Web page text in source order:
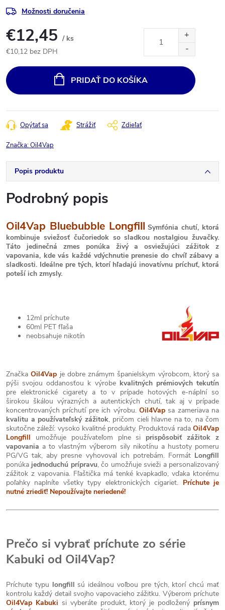
Možnosti doručenia
€12,45 / ks
€10,12 bez DPH
cena:
PRIDAŤ DO KOŠÍKA
Opýtať sa Strážiť Zdieľať
Značka:Oil4Vap
Popis produktu
Podrobný popis
Oil4Vap Bluebubble Longfill Symfónia chutí, ktorá
kombinuje sviežosť čučoriedok so sladkou nostalgiou žuvačky.
Táto jedinečná zmes ponúka živý a osviežujúci zážitok z
vapovania, kde vás každé vdýchnutie prenesie do chvíľ zábavy a
sladkosti. Ideálne pre tých, ktorí hľadajú inovatívnu príchuť, ktorá
poteší ich zmysly.
12ml príchute
60ml PET fľaša
neobsahuje nikotín
ZnačkaOil4Vap je dobre známym španielskym výrobcom, ktorý sa
pýši svojou oddanosťou k výrobe kvalitných prémiových tekutín
pre elektronické cigarety a to v prípade hotových e-náplní so
širokou škálou výrazných a autentických chutí, tak aj v prípade
koncentrovaných príchutí pre ich výrobu. Oil4Vapsa zameriava na
kvalitu a používateľský zážitok, pričom cieli hlavne na to, na čom
skutočne záleží: vysoko kvalitné produkty. Produktová rada Oil4Vap
Longfill umožňuje používateľom plne si prispôsobiť zážitok z
vapovania a to vlastným výberom sily nikotínu a hustoty pomeru
PG/VG tak, aby presne vyhovoval ich potrebám. Formát Longfill
ponúkajednoduchú prípravu, čo umožňuje svieži a personalizovaný
zážitok z vapovania. Fľaštička má tenké kvapkadlo, vďaka ktorému
poľahky naplníte všetky typy elektronických cigariet. Príchute je
nutné zriediť! Nepoužívajte neriedené!
Prečo si vybrať príchute zo série
Kabuki od Oil4Vap?
Príchute typu longfill sú ideálnou voľbou pre tých, ktorí chcú mať
kontrolu každý detail svojho vapovacieho zážitku. Výberom príchute
Oil4Vap Kabuki si vyberáte produkt, ktorý je podložený prísnym